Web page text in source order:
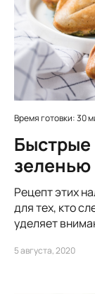
Время готовки: 30
Быстрые
зеленью
Рецепт этих
для тех, кто
уделяет
5 августа, 2020